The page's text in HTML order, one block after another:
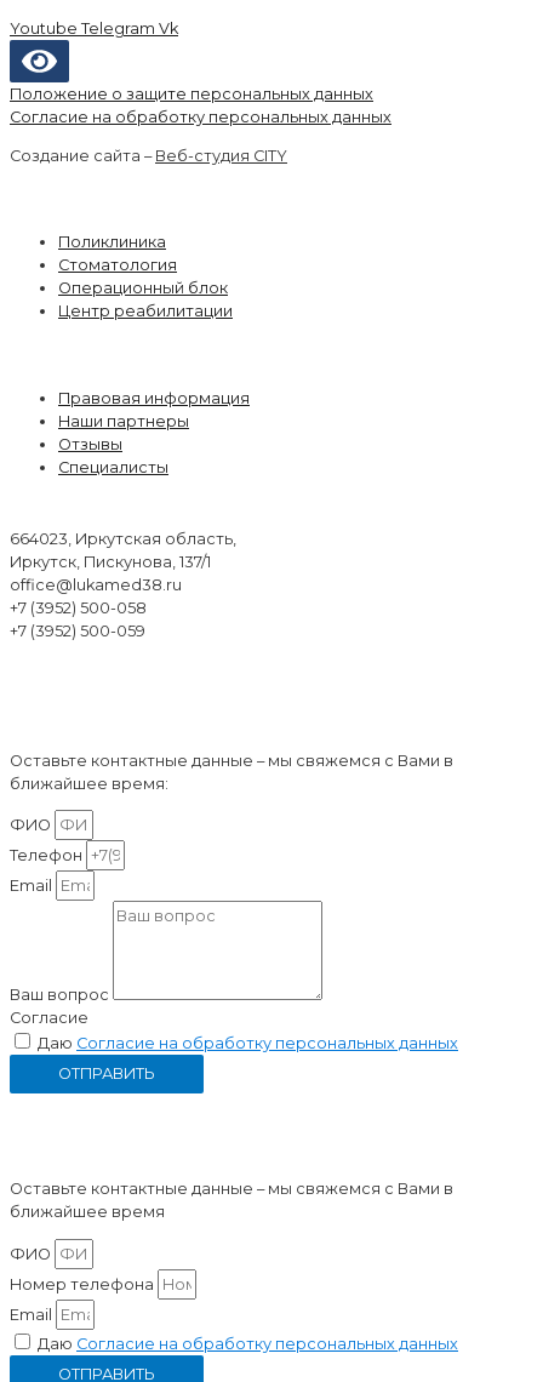
Youtube Telegram Vk
Положение о защите персональных данных
Согласие на обработку персональных данных
Создание сайта – Веб-студия CITY
Поликлиника
Стоматология
Операционный блок
Центр реабилитации
Правовая информация
Наши партнеры
Отзывы
Специалисты
664023, Иркутская область,
Иркутск, Пискунова, 137/1
office@lukamed38.ru
+7 (3952) 500-058
+7 (3952) 500-059
Оставьте контактные данные – мы свяжемся с Вами в
ближайшее время:
ФИО
Телефон
Email
Ваш вопрос
Согласие
Даю Согласие на обработку персональных данных
ОТПРАВИТЬ
Оставьте контактные данные – мы свяжемся с Вами в
ближайшее время
ФИО
Номер телефона
Email
Даю Согласие на обработку персональных данных
ОТПРАВИТЬ